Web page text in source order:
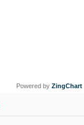
Powered by ZingChart